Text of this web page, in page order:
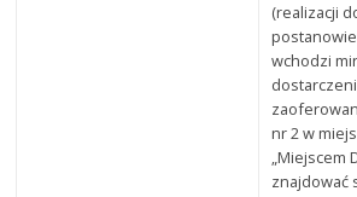
(realizacji
wchodzi
nr 2 w
„Miejscem
znajdować